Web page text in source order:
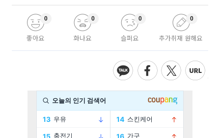
좋아요
0
화나요
0
슬퍼요
0
추가취재 원해요
0